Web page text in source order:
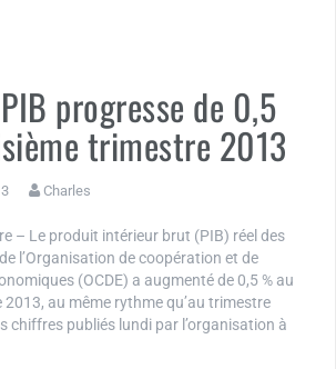
progresse de 0,5
trimestre 2013
Charles
– Le produit intérieur brut (PIB) réel des
l’Organisation de coopération et de
(OCDE) a augmenté de 0,5 % au
au même rythme qu’au trimestre
chiffres publiés lundi par l’organisation à